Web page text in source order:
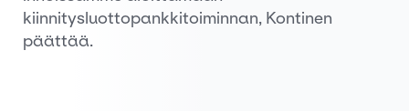
kiinnitysluottopankkitoiminnan, Kontinen
päättää.